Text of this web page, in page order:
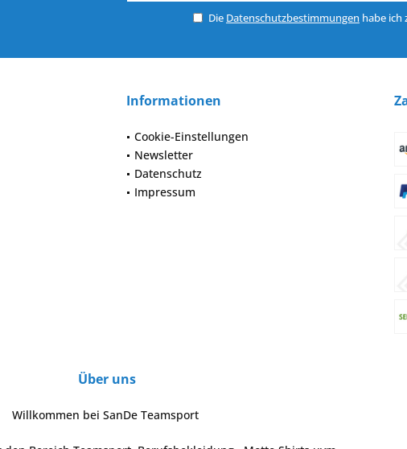
Die Datenschutzbestimmungen habe ich
Informationen
Cookie-Einstellungen
Newsletter
Datenschutz
Impressum
Über uns
Willkommen bei SanDe Teamsport